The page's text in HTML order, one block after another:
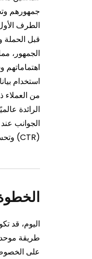
جمهورهم
الطرف
قبل الحملة
الجمهور،
اهتماماتهم
من العملاء
الرائدة
(CTR) وتحسناً بنسبة 175% في معدل التحويل.
اليوم، قد
طريقة
على